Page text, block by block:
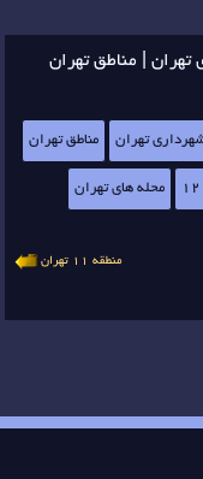
مناطق تهران
محله های تهران
منطقه 11 تهران